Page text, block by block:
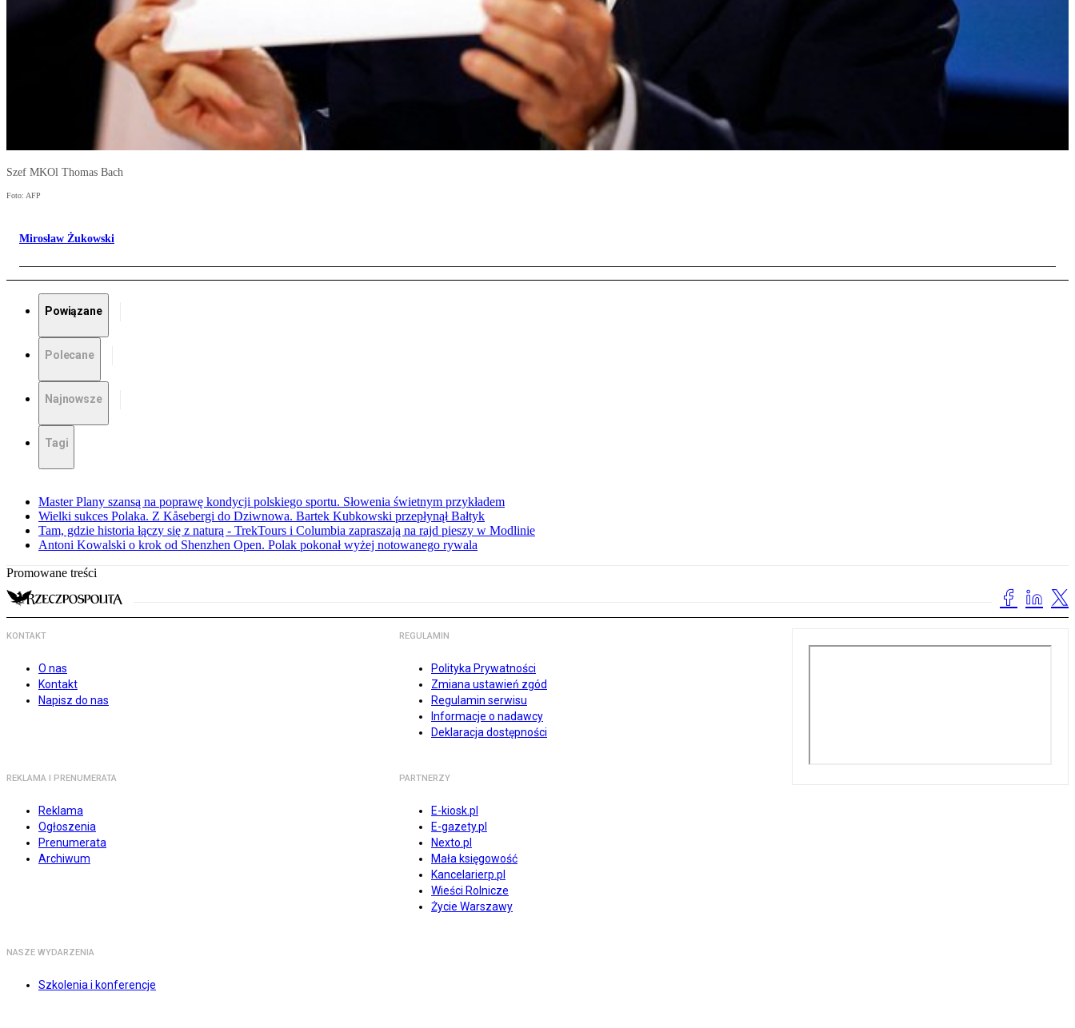
Szef MKOl Thomas Bach
Foto: AFP
Mirosław Żukowski
Powiązane
Polecane
Najnowsze
Tagi
Master Plany szansą na poprawę kondycji polskiego sportu. Słowenia świetnym przykładem
Wielki sukces Polaka. Z Kåsebergi do Dziwnowa. Bartek Kubkowski przepłynął Bałtyk
Tam, gdzie historia łączy się z naturą - TrekTours i Columbia zapraszają na rajd pieszy w Modlinie
Antoni Kowalski o krok od Shenzhen Open. Polak pokonał wyżej notowanego rywala
Promowane treści
KONTAKT
O nas
Kontakt
Napisz do nas
REGULAMIN
Polityka Prywatności
Zmiana ustawień zgód
Regulamin serwisu
Informacje o nadawcy
Deklaracja dostępności
REKLAMA I PRENUMERATA
Reklama
Ogłoszenia
Prenumerata
Archiwum
PARTNERZY
E-kiosk.pl
E-gazety.pl
Nexto.pl
Mała księgowość
Kancelarierp.pl
Wieści Rolnicze
Życie Warszawy
NASZE WYDARZENIA
Szkolenia i konferencje